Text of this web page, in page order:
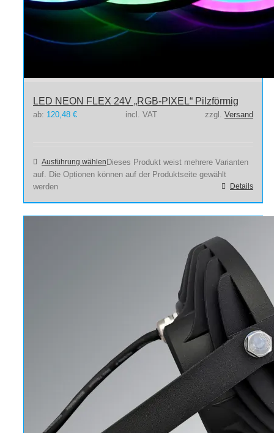
LED NEON FLEX 24V „RGB-PIXEL“ Pilzförmig
ab: 120,48 € incl. VAT zzgl. Versand
Ausführung wählen Dieses Produkt weist mehrere Varianten
auf. Die Optionen können auf der Produktseite gewählt
werden
Details